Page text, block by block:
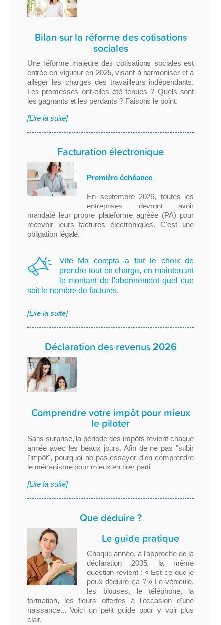
Bilan sur la réforme des cotisations
sociales
Une réforme majeure des cotisations sociales est
entrée en vigueur en 2025, visant à harmoniser et à
alléger les charges des travailleurs indépendants.
Les promesses ont-elles été tenues ? Quels sont
les gagnants et les perdants ? Faisons le point.
[Lire la suite]
Facturation électronique
Première échéance
En septembre 2026, toutes les
entreprises devront avoir
mandaté leur propre plateforme agréée (PA) pour
recevoir leurs factures électroniques. C'est une
obligation légale.
Vite Ma compta a fait le choix de
prendre tout en charge, en maintenant
le montant de l'abonnement quel que
soit le nombre de factures.
[Lire la suite]
Déclaration des revenus 2026
Comprendre votre impôt pour mieux
le piloter
Sans surprise, la période des impôts revient chaque
année avec les beaux jours. Afin de ne pas "subir
l'impôt", pourquoi ne pas essayer d'en comprendre
le mécanisme pour mieux en tirer parti.
[Lire la suite]
Que déduire ?
Le guide pratique
Chaque année, à l'approche de la
déclaration 2035, la même
question revient : « Est-ce que je
peux déduire ça ? » Le véhicule,
les blouses, le téléphone, la
formation, les fleurs offertes à l'occasion d'une
naissance... Voici un petit guide pour y voir plus
clair.